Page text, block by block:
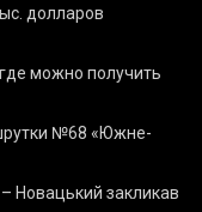
долларов
можно получить
№68 «Южне-
Новацький закликав